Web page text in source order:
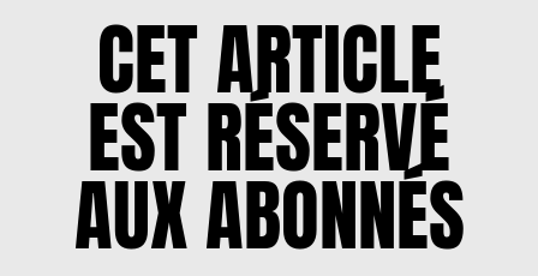
CET ARTICLE
EST RÉSERVÉ
AUX ABONNÉS